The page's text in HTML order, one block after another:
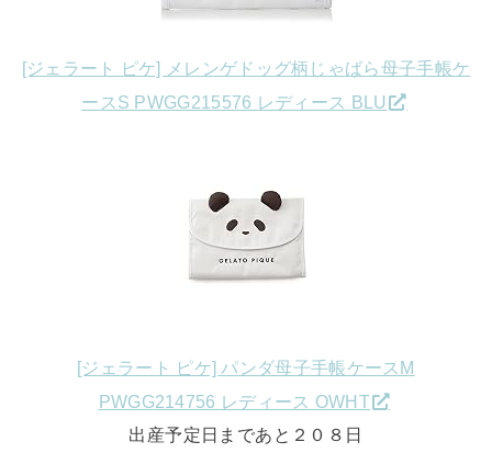
[ジェラート ピケ] メレンゲドッグ柄じゃばら母子手帳ケ
ースS PWGG215576 レディース BLU
[ジェラート ピケ] パンダ母子手帳ケースM
PWGG214756 レディース OWHT
出産予定日まであと２０８日